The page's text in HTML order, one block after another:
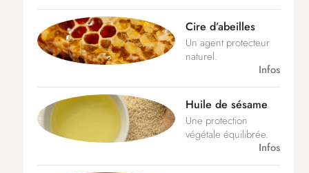
Cire d’abeilles
Un agent protecteur
naturel.
Infos
Huile de sésame
Une protection
végétale équilibrée.
Infos